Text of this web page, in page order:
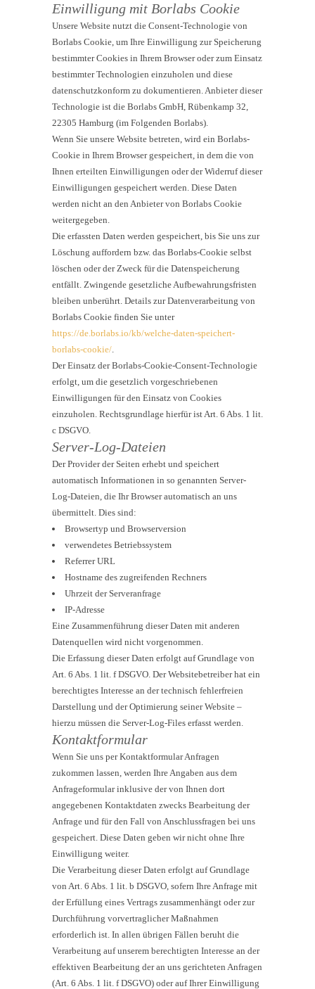
Einwilligung mit Borlabs Cookie
Unsere Website nutzt die Consent-Technologie von
Borlabs Cookie, um Ihre Einwilligung zur Speicherung
bestimmter Cookies in Ihrem Browser oder zum Einsatz
bestimmter Technologien einzuholen und diese
datenschutzkonform zu dokumentieren. Anbieter dieser
Technologie ist die Borlabs GmbH, Rübenkamp 32,
22305 Hamburg (im Folgenden Borlabs).
Wenn Sie unsere Website betreten, wird ein Borlabs-
Cookie in Ihrem Browser gespeichert, in dem die von
Ihnen erteilten Einwilligungen oder der Widerruf dieser
Einwilligungen gespeichert werden. Diese Daten
werden nicht an den Anbieter von Borlabs Cookie
weitergegeben.
Die erfassten Daten werden gespeichert, bis Sie uns zur
Löschung auffordern bzw. das Borlabs-Cookie selbst
löschen oder der Zweck für die Datenspeicherung
entfällt. Zwingende gesetzliche Aufbewahrungsfristen
bleiben unberührt. Details zur Datenverarbeitung von
Borlabs Cookie finden Sie unter
https://de.borlabs.io/kb/welche-daten-speichert-
borlabs-cookie/.
Der Einsatz der Borlabs-Cookie-Consent-Technologie
erfolgt, um die gesetzlich vorgeschriebenen
Einwilligungen für den Einsatz von Cookies
einzuholen. Rechtsgrundlage hierfür ist Art. 6 Abs. 1 lit.
c DSGVO.
Server-Log-Dateien
Der Provider der Seiten erhebt und speichert
automatisch Informationen in so genannten Server-
Log-Dateien, die Ihr Browser automatisch an uns
übermittelt. Dies sind:
Browsertyp und Browserversion
verwendetes Betriebssystem
Referrer URL
Hostname des zugreifenden Rechners
Uhrzeit der Serveranfrage
IP-Adresse
Eine Zusammenführung dieser Daten mit anderen
Datenquellen wird nicht vorgenommen.
Die Erfassung dieser Daten erfolgt auf Grundlage von
Art. 6 Abs. 1 lit. f DSGVO. Der Websitebetreiber hat ein
berechtigtes Interesse an der technisch fehlerfreien
Darstellung und der Optimierung seiner Website –
hierzu müssen die Server-Log-Files erfasst werden.
Kontaktformular
Wenn Sie uns per Kontaktformular Anfragen
zukommen lassen, werden Ihre Angaben aus dem
Anfrageformular inklusive der von Ihnen dort
angegebenen Kontaktdaten zwecks Bearbeitung der
Anfrage und für den Fall von Anschlussfragen bei uns
gespeichert. Diese Daten geben wir nicht ohne Ihre
Einwilligung weiter.
Die Verarbeitung dieser Daten erfolgt auf Grundlage
von Art. 6 Abs. 1 lit. b DSGVO, sofern Ihre Anfrage mit
der Erfüllung eines Vertrags zusammenhängt oder zur
Durchführung vorvertraglicher Maßnahmen
erforderlich ist. In allen übrigen Fällen beruht die
Verarbeitung auf unserem berechtigten Interesse an der
effektiven Bearbeitung der an uns gerichteten Anfragen
(Art. 6 Abs. 1 lit. f DSGVO) oder auf Ihrer Einwilligung